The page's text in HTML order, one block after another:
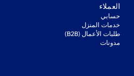
‫العملاء‬
‫حسابي‬
‫خدمات المنزل‬
‫طلبات الأعمال (B2B)‬
مدونات